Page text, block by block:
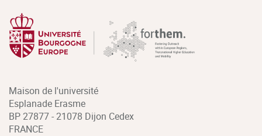
Maison de l'université
Esplanade Erasme
BP 27877 - 21078 Dijon Cedex
FRANCE